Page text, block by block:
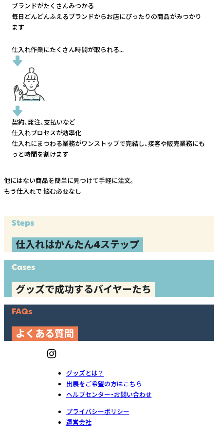
ブランドがたくさんみつかる
毎日どんどんふえるブランドからお店にぴったりの商品がみつかり
ます
仕入れ作業にたくさん時間が取られる...
契約、発注、支払いなど
仕入れプロセスが効率化
仕入れにまつわる業務がワンストップで完結し、接客や販売業務にも
っと時間を割けます
他にはない商品を簡単に見つけて手軽に注文。
もう仕入れで 悩む必要なし
Steps
仕入れはかんたん4ステップ
Cases
グッズで成功するバイヤーたち
FAQs
よくある質問
グッズとは？
出展をご希望の方はこちら
ヘルプセンター・お問い合わせ
プライバシーポリシー
運営会社